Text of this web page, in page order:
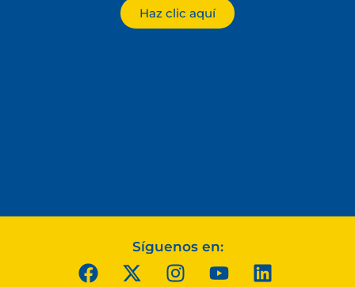
Haz clic aquí
Síguenos en: